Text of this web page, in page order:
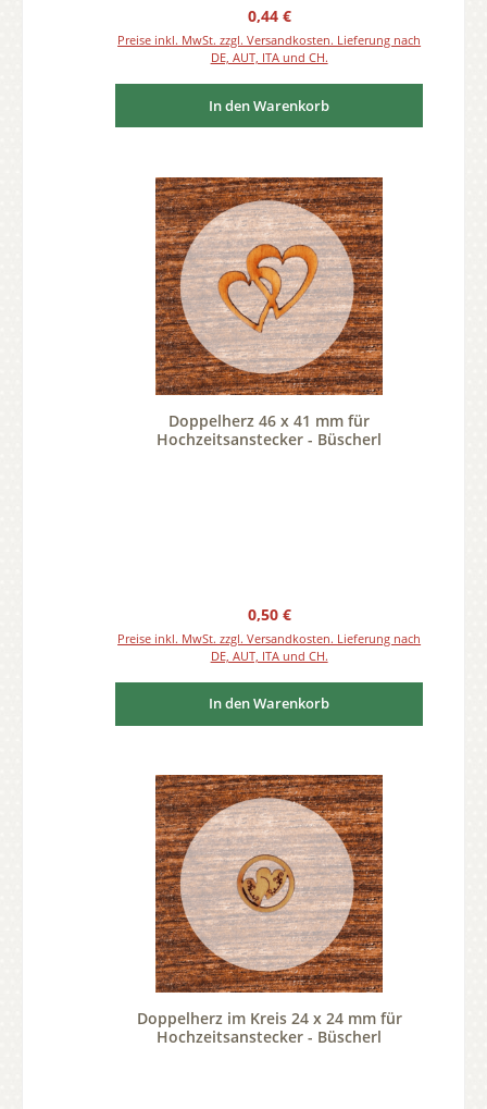
Regulärer Preis:
0,44 €
Preise inkl. MwSt. zzgl. Versandkosten. Lieferung nach
DE, AUT, ITA und CH.
In den Warenkorb
Doppelherz 46 x 41 mm für
Hochzeitsanstecker - Büscherl
Regulärer Preis:
0,50 €
Preise inkl. MwSt. zzgl. Versandkosten. Lieferung nach
DE, AUT, ITA und CH.
In den Warenkorb
Doppelherz im Kreis 24 x 24 mm für
Hochzeitsanstecker - Büscherl